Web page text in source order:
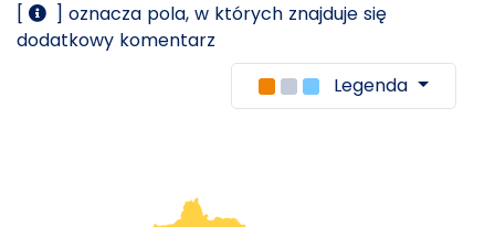
[
] oznacza pola, w których znajduje się
dodatkowy komentarz
Legenda